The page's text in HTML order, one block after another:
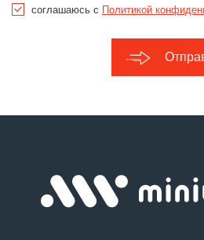
соглашаюсь с Политикой